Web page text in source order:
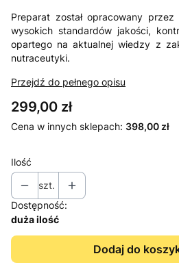
Preparat został opracowany przez
wysokich standardów jakości,
opartego na aktualnej wiedzy z
nutraceutyki.
Przejdź do pełnego opisu
Cena
299,00 zł
Cena w innych sklepach: 398,00 zł
Ilość
szt.
Dostępność:
duża ilość
Dodaj do